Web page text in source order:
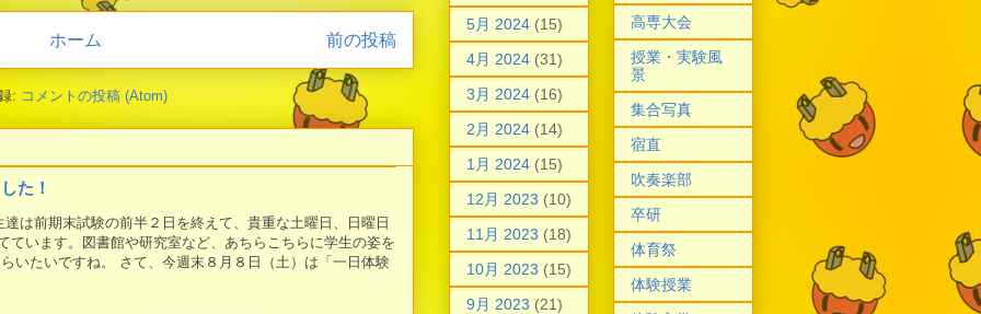
前の投稿
ホーム
: コメントの投稿 (Atom)
た！
は前期末試験の前半２日を終えて、貴重な土曜日、日曜日
ています。図書館や研究室など、あちらこちらに学生の姿を
いたいですね。 さて、今週末８月８日（土）は「一日体験
5月 2024 (15)
4月 2024 (31)
3月 2024 (16)
2月 2024 (14)
1月 2024 (15)
12月 2023 (10)
11月 2023 (18)
10月 2023 (15)
9月 2023 (21)
高専大会
授業・実験風
景
集合写真
宿直
吹奏楽部
卒研
体育祭
体験授業